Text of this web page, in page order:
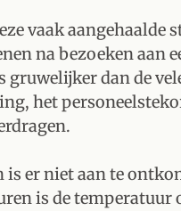
vaak aangehaalde
na bezoeken aan
dan de
het
er niet aan te
is de temperatuur